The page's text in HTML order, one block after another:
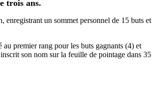
trois ans.
un sommet personnel de 15 buts et
premier rang pour les buts gagnants (4) et
son nom sur la feuille de pointage dans 35